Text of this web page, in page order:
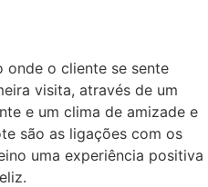
onde o cliente se sente
visita, através de um
e um clima de amizade e
são as ligações com os
uma experiência positiva